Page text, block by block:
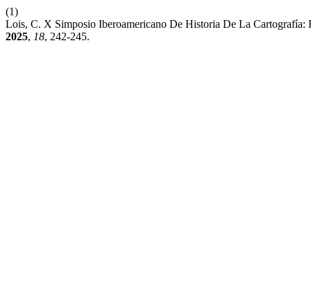
(1)
Lois, C. X Simposio Iberoamericano De Historia De La
2025, 18, 242-245.